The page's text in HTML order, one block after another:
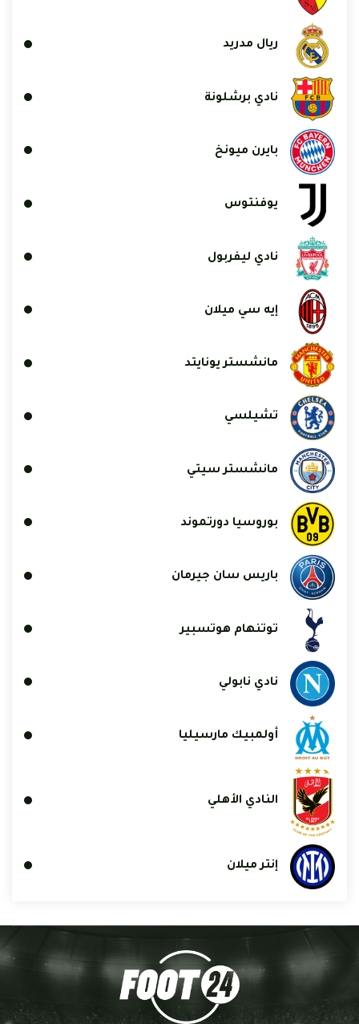
ريال مدريد
نادي برشلونة
بايرن ميونخ
يوفنتوس
نادي ليفربول
إيه سي ميلان
مانشستر يونايتد
تشيلسي
مانشستر سيتي
بوروسيا دورتموند
باريس سان جيرمان
توتنهام هوتسبير
نادي نابولي
أولمبيك مارسيليا
النادي الأهلي
إنتر ميلان